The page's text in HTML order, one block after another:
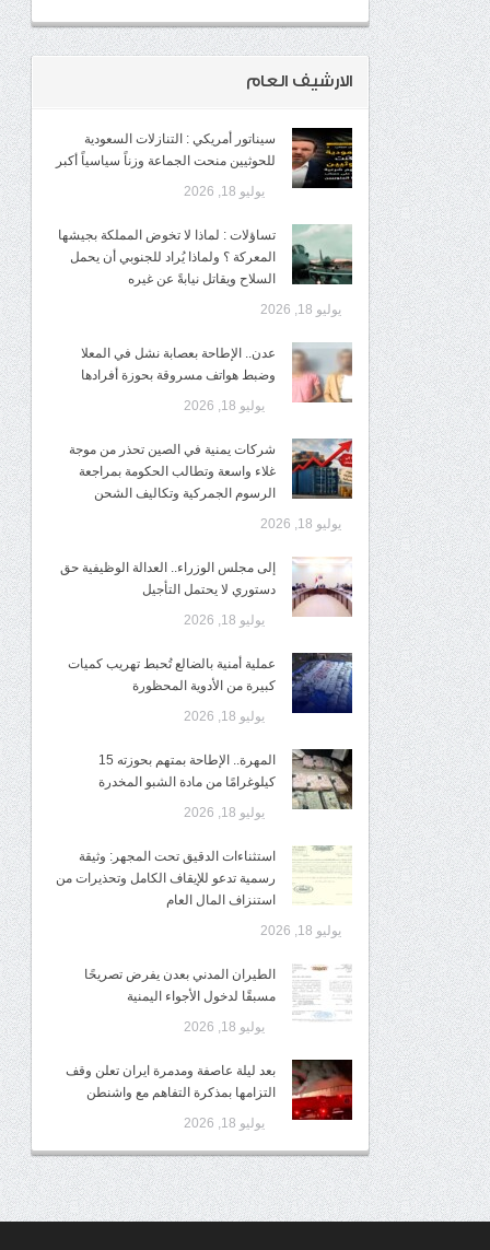
الارشيف العام
سيناتور أمريكي : التنازلات السعودية
للحوثيين منحت الجماعة وزناً سياسياً أكبر
يوليو 18, 2026
تساؤلات : لماذا لا تخوض المملكة بجيشها
المعركة ؟ ولماذا يُراد للجنوبي أن يحمل
السلاح ويقاتل نيابةً عن غيره
يوليو 18, 2026
عدن.. الإطاحة بعصابة نشل في المعلا
وضبط هواتف مسروقة بحوزة أفرادها
يوليو 18, 2026
شركات يمنية في الصين تحذر من موجة
غلاء واسعة وتطالب الحكومة بمراجعة
الرسوم الجمركية وتكاليف الشحن
يوليو 18, 2026
إلى مجلس الوزراء.. العدالة الوظيفية حق
دستوري لا يحتمل التأجيل
يوليو 18, 2026
عملية أمنية بالضالع تُحبط تهريب كميات
كبيرة من الأدوية المحظورة
يوليو 18, 2026
المهرة.. الإطاحة بمتهم بحوزته 15
كيلوغرامًا من مادة الشبو المخدرة
يوليو 18, 2026
استثناءات الدقيق تحت المجهر: وثيقة
رسمية تدعو للإيقاف الكامل وتحذيرات من
استنزاف المال العام
يوليو 18, 2026
الطيران المدني بعدن يفرض تصريحًا
مسبقًا لدخول الأجواء اليمنية
يوليو 18, 2026
بعد ليلة عاصفة ومدمرة ايران تعلن وقف
التزامها بمذكرة التفاهم مع واشنطن
يوليو 18, 2026